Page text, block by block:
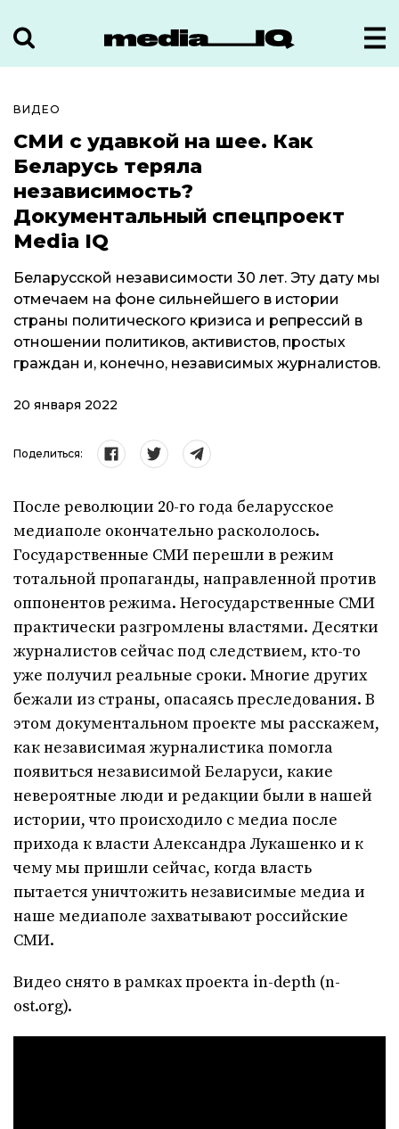
ВИДЕО
СМИ с удавкой на шее. Как
Беларусь теряла
независимость?
Документальный спецпроект
Media IQ
Беларусской независимости 30 лет. Эту дату мы
отмечаем на фоне сильнейшего в истории
страны политического кризиса и репрессий в
отношении политиков, активистов, простых
граждан и, конечно, независимых журналистов.
20 января 2022
Поделиться:
После революции 20-го года беларусское
медиаполе окончательно раскололось.
Государственные СМИ перешли в режим
тотальной пропаганды, направленной против
оппонентов режима. Негосударственные СМИ
практически разгромлены властями. Десятки
журналистов сейчас под следствием, кто-то
уже получил реальные сроки. Многие других
бежали из страны, опасаясь преследования. В
этом документальном проекте мы расскажем,
как независимая журналистика помогла
появиться независимой Беларуси, какие
невероятные люди и редакции были в нашей
истории, что происходило с медиа после
прихода к власти Александра Лукашенко и к
чему мы пришли сейчас, когда власть
пытается уничтожить независимые медиа и
наше медиаполе захватывают российские
СМИ.
Видео снято в рамках проекта in-depth (n-
ost.org).